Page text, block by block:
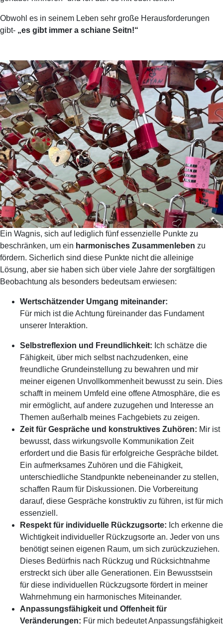
Obwohl es in seinem Leben sehr große Herausforderungen
gibt- „es gibt immer a schiane Seitn!“
Ein Wagnis, sich auf lediglich fünf essenzielle Punkte zu
beschränken, um ein harmonisches Zusammenleben zu
fördern. Sicherlich sind diese Punkte nicht die alleinige
Lösung, aber sie haben sich über viele Jahre der sorgfältigen
Beobachtung als besonders bedeutsam erwiesen:
Wertschätzender Umgang miteinander:
Für mich ist die Achtung füreinander das Fundament
unserer Interaktion.
Selbstreflexion und Freundlichkeit: Ich schätze die
Fähigkeit, über mich selbst nachzudenken, eine
freundliche Grundeinstellung zu bewahren und mir
meiner eigenen Unvollkommenheit bewusst zu sein. Dies
schafft in meinem Umfeld eine offene Atmosphäre, die es
mir ermöglicht, auf andere zuzugehen und Interesse an
Themen außerhalb meines Fachgebiets zu zeigen.
Zeit für Gespräche und konstruktives Zuhören: Mir ist
bewusst, dass wirkungsvolle Kommunikation Zeit
erfordert und die Basis für erfolgreiche Gespräche bildet.
Ein aufmerksames Zuhören und die Fähigkeit,
unterschiedliche Standpunkte nebeneinander zu stellen,
schaffen Raum für Diskussionen. Die Vorbereitung
darauf, diese Gespräche konstruktiv zu führen, ist für mich
essenziell.
Respekt für individuelle Rückzugsorte: Ich erkenne die
Wichtigkeit individueller Rückzugsorte an. Jeder von uns
benötigt seinen eigenen Raum, um sich zurückzuziehen.
Dieses Bedürfnis nach Rückzug und Rücksichtnahme
erstreckt sich über alle Generationen. Ein Bewusstsein
für diese individuellen Rückzugsorte fördert in meiner
Wahrnehmung ein harmonisches Miteinander.
Anpassungsfähigkeit und Offenheit für
Veränderungen: Für mich bedeutet Anpassungsfähigkeit